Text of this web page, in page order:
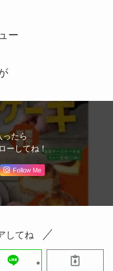
ー
ったら
ーしてね！
Follow Me
してね